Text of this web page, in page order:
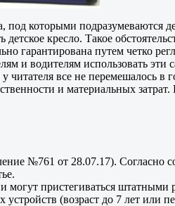
которыми подразумеваются
кресло. Такое
гарантирована путем четко
и водителям использовать эти
все не перемешалось в
и материальных
№761 от 28.07.17). Согласно
могут пристегиваться
(возраст до 7 лет или